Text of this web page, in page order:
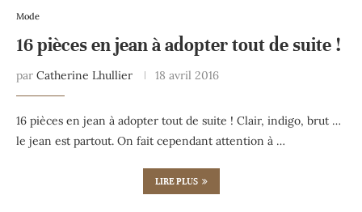
Mode
16 pièces en jean à adopter tout de suite !
par Catherine Lhullier 18 avril 2016
16 pièces en jean à adopter tout de suite ! Clair, indigo, brut …
le jean est partout. On fait cependant attention à …
LIRE PLUS